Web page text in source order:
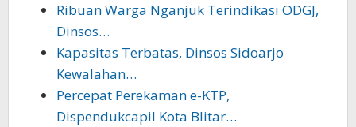
Ribuan Warga Nganjuk Terindikasi ODGJ,
Dinsos…
Kapasitas Terbatas, Dinsos Sidoarjo
Kewalahan…
Percepat Perekaman e-KTP,
Dispendukcapil Kota Blitar…